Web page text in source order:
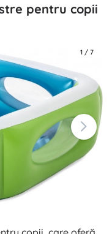
pentru copii
1 / 7